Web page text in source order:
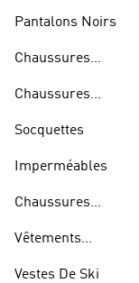
Pantalons Noirs
Chaussures
Chaussures
Socquettes
Imperméables
Chaussures
Vêtements
Vestes De Ski